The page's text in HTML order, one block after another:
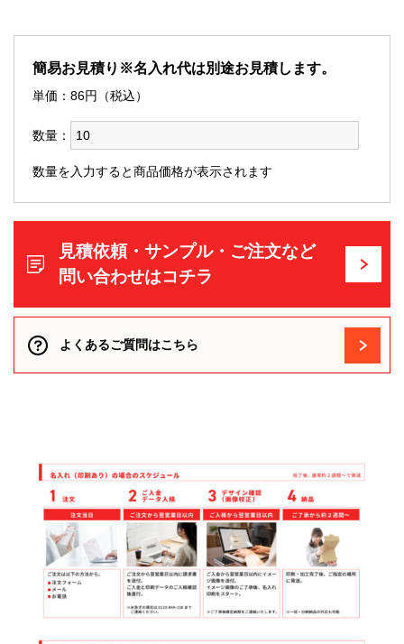
簡易お見積り※名入れ代は別途お見積します。
単価： 86円（税込）
数量：
数量を入力すると商品価格が表示されます
見積依頼・サンプル・ご注文など
問い合わせはコチラ
よくあるご質問はこちら